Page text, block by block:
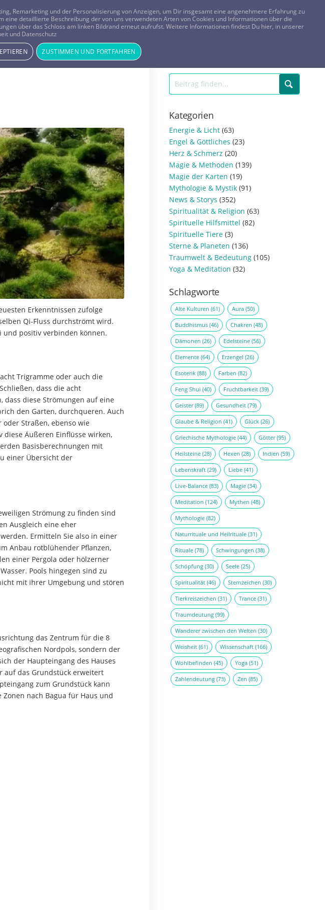
FRAGEN? KOSTENLOS ANRUFEN: 0800-8478266
Beratung Horoskope Tageskarte Magazin ANMELDEN REGISTRIEREN
Erkenntnissen zufolge
Qi-Fluss durchströmt wird.
und positiv verbinden können.
Trigramme oder auch die
dass die acht
dass diese Strömungen auf eine
den Garten, durchqueren. Auch
Straßen, ebenso wie
diese Äußeren Einflüsse wirken,
Basisberechnungen mit
einer Übersicht der
Strömung zu finden sind
Ausgleich eine eher
Ermitteln Sie also in einer
Anbau rotblühender Pflanzen,
einer Pergola oder hölzerner
Pools hingegen sind zu
mit ihrer Umgebung und stören
das Zentrum für die 8
Nordpols, sondern der
der Haupteingang des Hauses
auf das Grundstück erweitert
zum Grundstück kann
nach Bagua für Haus und
Kategorien
Energie & Licht (63)
Engel & Göttliches (23)
Herz & Schmerz (20)
Magie & Methoden (139)
Magie der Karten (19)
Mythologie & Mystik (91)
News & Storys (352)
Spiritualität & Religion (63)
Spirituelle Hilfsmittel (82)
Spirituelle Tiere (3)
Sterne & Planeten (136)
Traumwelt & Bedeutung (105)
Yoga & Meditation (32)
Schlagworte
Alte Kulturen (61) Aura (50)
Buddhismus (46) Chakren (48)
Dämonen (26) Edelsteine (56)
Elemente (64) Erzengel (26)
Esoterik (88) Farben (82)
Feng Shui (40) Fruchtbarkeit (39)
Geister(89) Gesundheit (79)
Glaube & Religion (41) Glück (26)
Griechische Mythologie (44) Götter(95)
Heilsteine (28) Hexen (28) Indien (59)
Lebenskraft (29) Liebe (41)
Live-Balance (83) Magie (34)
Meditation (124) Mythen (48)
Mythologie (82)
Naturrituale und Heilrituale (31)
Rituale (78) Schwingungen (38)
Schöpfung (30) Seele (25)
Spiritualität (46) Sternzeichen (30)
Tierkreiszeichen (31) Trance (31)
Traumdeutung (99)
Wanderer zwischen den Welten (30)
Weisheit (61) Wissenschaft (166)
Wohlbefinden (45) Yoga (51)
Zahlendeutung (73) Zen (85)
Remarketing und der Personalisierung von Anzeigen, um Dir insgesamt eine angenehmere Erfahrung zu
eine detaillierte Beschreibung der von uns verwendeten Arten von Cookies und Informationen über die
über das Schloss am linken Bildrand erneut aufrufst. Weitere Informationen findest Du hier, in unserer
und Datenschutz
ZUSTIMMEN UND FORTFAHREN